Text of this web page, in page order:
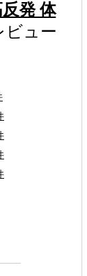
発 体
ビュー